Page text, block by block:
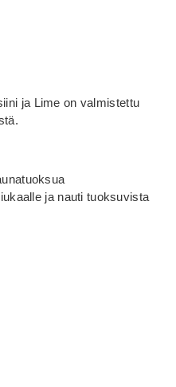
ja Lime on valmistettu
ja nauti tuoksuvista